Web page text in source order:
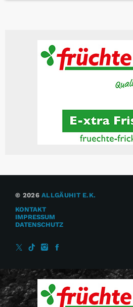
© 2026ALLGÄUHIT E.K.
KONTAKT
IMPRESSUM
DATENSCHUTZ